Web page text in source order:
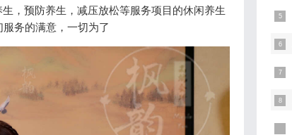
，预防养生，减压放松等服务项目的休闲养生
务的满意，一切为了